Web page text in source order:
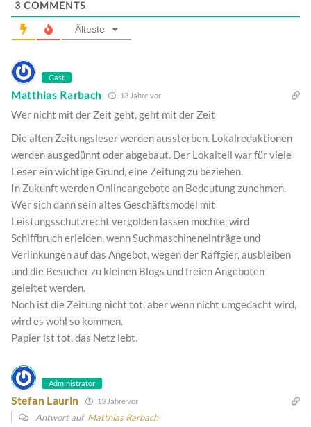
3 COMMENTS
Älteste
Gast
Matthias Rarbach 13 Jahre vor
Wer nicht mit der Zeit geht, geht mit der Zeit
Die alten Zeitungsleser werden aussterben. Lokalredaktionen
werden ausgedünnt oder abgebaut. Der Lokalteil war für viele
Leser ein wichtige Grund, eine Zeitung zu beziehen.
In Zukunft werden Onlineangebote an Bedeutung zunehmen.
Wer sich dann sein altes Geschäftsmodel mit
Leistungsschutzrecht vergolden lassen möchte, wird
Schiffbruch erleiden, wenn Suchmaschineneinträge und
Verlinkungen auf das Angebot, wegen der Raffgier, ausbleiben
und die Besucher zu kleinen Blogs und freien Angeboten
geleitet werden.
Noch ist die Zeitung nicht tot, aber wenn nicht umgedacht wird,
wird es wohl so kommen.
Papier ist tot, das Netz lebt.
Administrator
Stefan Laurin 13 Jahre vor
Antwort auf Matthias Rarbach